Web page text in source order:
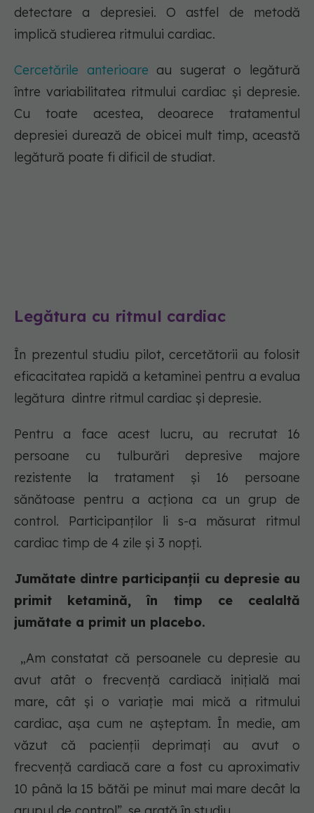
detectare a depresiei. O astfel de metodă
implică studierea ritmului cardiac.
Cercetările anterioare au sugerat o legătură
între variabilitatea ritmului cardiac și depresie.
Cu toate acestea, deoarece tratamentul
depresiei durează de obicei mult timp, această
legătură poate fi dificil de studiat.
Legătura cu ritmul cardiac
În prezentul studiu pilot, cercetătorii au folosit
eficacitatea rapidă a ketaminei pentru a evalua
legătura dintre ritmul cardiac și depresie.
Pentru a face acest lucru, au recrutat 16
persoane cu tulburări depresive majore
rezistente la tratament și 16 persoane
sănătoase pentru a acționa ca un grup de
control. Participanților li s-a măsurat ritmul
cardiac timp de 4 zile și 3 nopți.
Jumătate dintre participanții cu depresie au
primit ketamină, în timp ce cealaltă
jumătate a primit un placebo.
„Am constatat că persoanele cu depresie au
avut atât o frecvență cardiacă inițială mai
mare, cât și o variație mai mică a ritmului
cardiac, așa cum ne așteptam. În medie, am
văzut că pacienții deprimați au avut o
frecvență cardiacă care a fost cu aproximativ
10 până la 15 bătăi pe minut mai mare decât la